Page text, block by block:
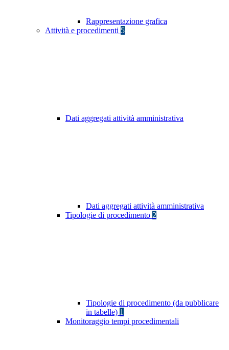
Rappresentazione grafica
Attività e procedimenti 5
Dati aggregati attività amministrativa
Dati aggregati attività amministrativa
Tipologie di procedimento 2
Tipologie di procedimento (da pubblicare
in tabelle) 1
Monitoraggio tempi procedimentali